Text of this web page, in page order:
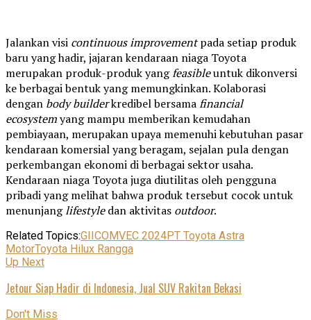
Jalankan visi continuous improvementpada setiap produk
baru yang hadir, jajaran kendaraan niaga Toyota
merupakan produk-produk yangfeasibleuntuk dikonversi
ke berbagai bentuk yang memungkinkan. Kolaborasi
dengan body builderkredibel bersamafinancial
ecosystemyang mampu memberikan kemudahan
pembiayaan, merupakan upaya memenuhi kebutuhan pasar
kendaraan komersial yang beragam, sejalan pula dengan
perkembangan ekonomi di berbagai sektor usaha.
Kendaraan niaga Toyota juga diutilitas oleh pengguna
pribadi yang melihat bahwa produk tersebut cocok untuk
menunjanglifestyledan aktivitas outdoor.
Related Topics:GIICOMVEC 2024PT Toyota Astra
MotorToyota Hilux Rangga
Up Next
Jetour Siap Hadir di Indonesia, Jual SUV Rakitan Bekasi
Don't Miss